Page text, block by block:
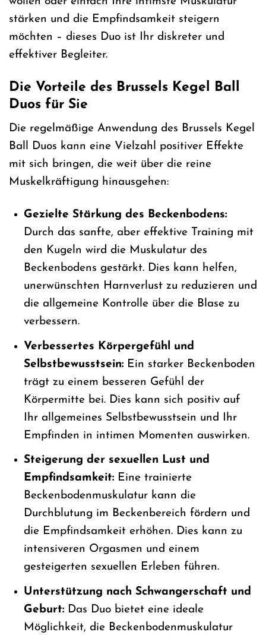
stärken und die Empfindsamkeit steigern
möchten – dieses Duo ist Ihr diskreter und
effektiver Begleiter.
Die Vorteile des Brussels Kegel Ball
Duos für Sie
Die regelmäßige Anwendung des Brussels Kegel
Ball Duos kann eine Vielzahl positiver Effekte
mit sich bringen, die weit über die reine
Muskelkräftigung hinausgehen:
Gezielte Stärkung des Beckenbodens:
Durch das sanfte, aber effektive Training mit
den Kugeln wird die Muskulatur des
Beckenbodens gestärkt. Dies kann helfen,
unerwünschten Harnverlust zu reduzieren und
die allgemeine Kontrolle über die Blase zu
verbessern.
Verbessertes Körpergefühl und
Selbstbewusstsein:Ein starker Beckenboden
trägt zu einem besseren Gefühl der
Körpermitte bei. Dies kann sich positiv auf
Ihr allgemeines Selbstbewusstsein und Ihr
Empfinden in intimen Momenten auswirken.
Steigerung der sexuellen Lust und
Empfindsamkeit:Eine trainierte
Beckenbodenmuskulatur kann die
Durchblutung im Beckenbereich fördern und
die Empfindsamkeit erhöhen. Dies kann zu
intensiveren Orgasmen und einem
gesteigerten sexuellen Erleben führen.
Unterstützung nach Schwangerschaft und
Geburt:Das Duo bietet eine ideale
Möglichkeit, die Beckenbodenmuskulatur